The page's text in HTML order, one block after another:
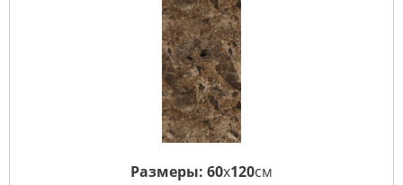
Размеры: 60x120см